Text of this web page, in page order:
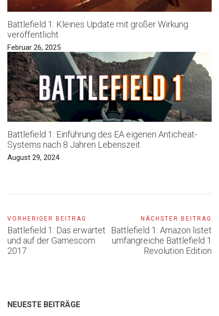
Battlefield 1: Kleines Update mit großer Wirkung
veröffentlicht
Februar 26, 2025
Battlefield 1: Einführung des EA eigenen Anticheat-
Systems nach 8 Jahren Lebenszeit
August 29, 2024
VORHERIGER BEITRAG
Battlefield 1: Das erwartet
und auf der Gamescom
2017
NÄCHSTER BEITRAG
Battlefield 1: Amazon listet
umfangreiche Battlefield 1
Revolution Edition
NEUESTE BEITRÄGE